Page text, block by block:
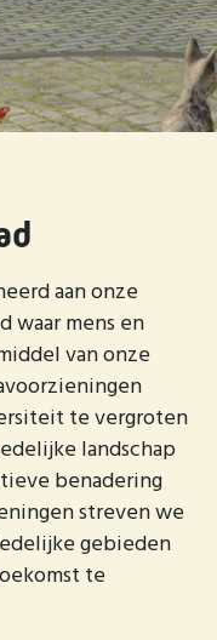
aan onze
waar mens en
van onze
te vergroten
landschap
benadering
streven we
gebieden
te